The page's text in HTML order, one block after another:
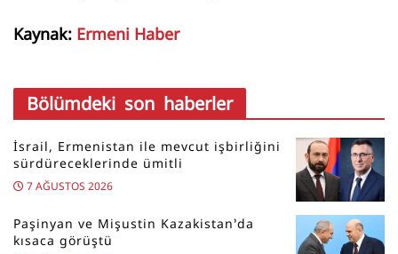
Kaynak: Ermeni Haber
Bölümdeki son haberler
İsrail, Ermenistan ile mevcut işbirliğini
sürdüreceklerinde ümitli
7 AĞUSTOS 2026
Paşinyan ve Mişustin Kazakistan’da
kısaca görüştü